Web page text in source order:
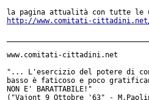
http://www.comitati-
www.comitati-cittadini.net
"... L'esercizio del potere di
basso è faticoso e poco
NON E' BARATTABILE!"
("Vajont 9 Ottobre '63" -